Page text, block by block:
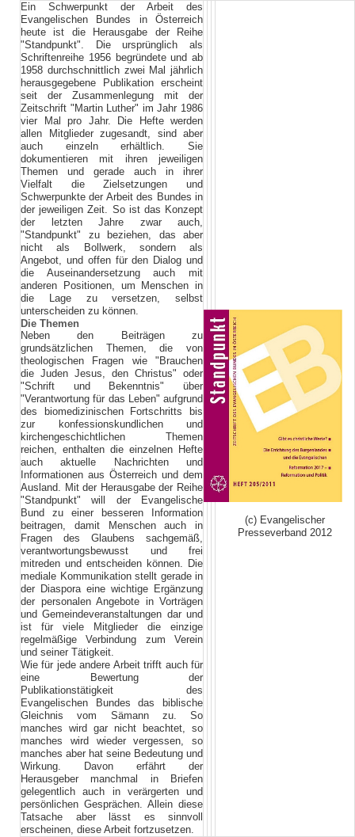
Ein Schwerpunkt der Arbeit des
Evangelischen Bundes in Österreich
heute ist die Herausgabe der Reihe
"Standpunkt". Die ursprünglich als
Schriftenreihe 1956 begründete und ab
1958 durchschnittlich zwei Mal jährlich
herausgegebene Publikation erscheint
seit der Zusammenlegung mit der
Zeitschrift "Martin Luther" im Jahr 1986
vier Mal pro Jahr. Die Hefte werden
allen Mitglieder zugesandt, sind aber
auch einzeln erhältlich. Sie
dokumentieren mit ihren jeweiligen
Themen und gerade auch in ihrer
Vielfalt die Zielsetzungen und
Schwerpunkte der Arbeit des Bundes in
der jeweiligen Zeit. So ist das Konzept
der letzten Jahre zwar auch,
"Standpunkt" zu beziehen, das aber
nicht als Bollwerk, sondern als
Angebot, und offen für den Dialog und
die Auseinandersetzung auch mit
anderen Positionen, um Menschen in
die Lage zu versetzen, selbst
unterscheiden zu können.
Die Themen
Neben den Beiträgen zu
grundsätzlichen Themen, die von
theologischen Fragen wie "Brauchen
die Juden Jesus, den Christus" oder
"Schrift und Bekenntnis" über
"Verantwortung für das Leben" aufgrund
des biomedizinischen Fortschritts bis
zur konfessionskundlichen und
kirchengeschichtlichen Themen
reichen, enthalten die einzelnen Hefte
auch aktuelle Nachrichten und
Informationen aus Österreich und dem
Ausland. Mit der Herausgabe der Reihe
"Standpunkt" will der Evangelische
Bund zu einer besseren Information
beitragen, damit Menschen auch in
Fragen des Glaubens sachgemäß,
verantwortungsbewusst und frei
mitreden und entscheiden können. Die
mediale Kommunikation stellt gerade in
der Diaspora eine wichtige Ergänzung
der personalen Angebote in Vorträgen
und Gemeindeveranstaltungen dar und
ist für viele Mitglieder die einzige
regelmäßige Verbindung zum Verein
und seiner Tätigkeit.
Wie für jede andere Arbeit trifft auch für
eine Bewertung der
Publikationstätigkeit des
Evangelischen Bundes das biblische
Gleichnis vom Sämann zu. So
manches wird gar nicht beachtet, so
manches wird wieder vergessen, so
manches aber hat seine Bedeutung und
Wirkung. Davon erfährt der
Herausgeber manchmal in Briefen
gelegentlich auch in verärgerten und
persönlichen Gesprächen. Allein diese
Tatsache aber lässt es sinnvoll
erscheinen, diese Arbeit fortzusetzen.
(c) Evangelischer
Presseverband 2012